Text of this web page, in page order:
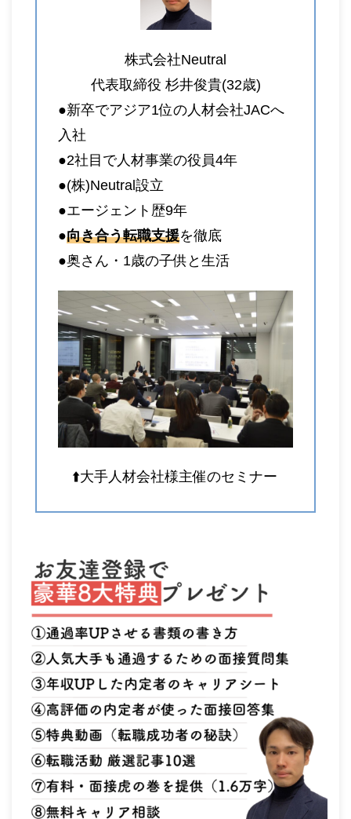
株式会社Neutral
代表取締役 杉井俊貴(32歳)
●新卒でアジア1位の人材会社JACへ
入社
●2社目で人材事業の役員4年
●(株)Neutral設立
●エージェント歴9年
●向き合う転職支援を徹底
●奥さん・1歳の子供と生活
⬆️大手人材会社様主催のセミナー